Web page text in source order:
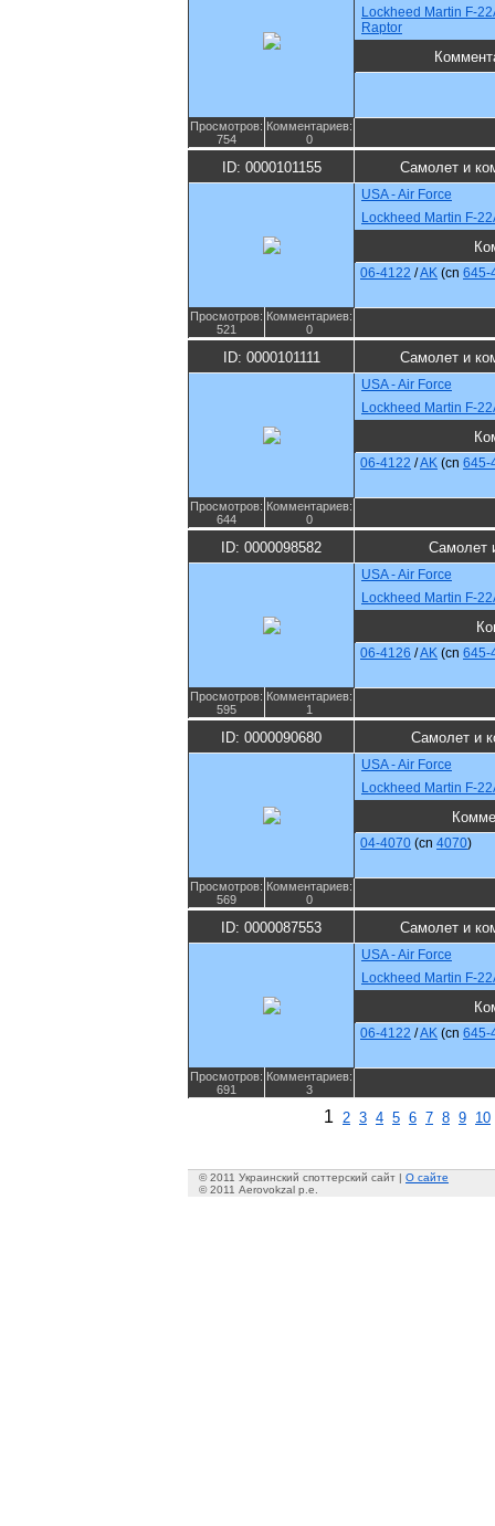
Lockheed Martin F-
Raptor
Просмотров:
754
Комментариев:
0
ID: 0000101155 Самолет и
USA - Air Force
Lockheed Martin F-
06-4122 /AK (cn 645-
Просмотров:
521
Комментариев:
0
ID: 0000101111 Самолет и
USA - Air Force
Lockheed Martin F-
06-4122 /AK (cn 645-
Просмотров:
644
Комментариев:
0
ID: 0000098582 Самолет
USA - Air Force
Lockheed Martin F-
06-4126 /AK (cn 645-
Просмотров:
595
Комментариев:
1
ID: 0000090680 Самолет и
USA - Air Force
Lockheed Martin F-
04-4070 (cn 4070)
Просмотров:
569
Комментариев:
0
ID: 0000087553 Самолет и
USA - Air Force
Lockheed Martin F-
06-4122 /AK (cn 645-
Просмотров:
691
Комментариев:
3
1 2 3 4 5 6 7 8 9 10
© 2011 Украинский споттерский сайт | О сайте
© 2011 Aerovokzal p.e.